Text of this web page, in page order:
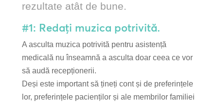
rezultate atât de bune.
#1: Redați muzica potrivită.
A asculta muzica potrivită pentru asistență
medicală nu înseamnă a asculta doar ceea ce vor
să audă recepționerii.
Deși este important să țineți cont și de preferințele
lor, preferințele pacienților și ale membrilor familiei